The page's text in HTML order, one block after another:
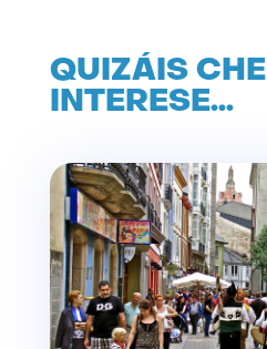
QUIZÁIS CHE
INTERESE…